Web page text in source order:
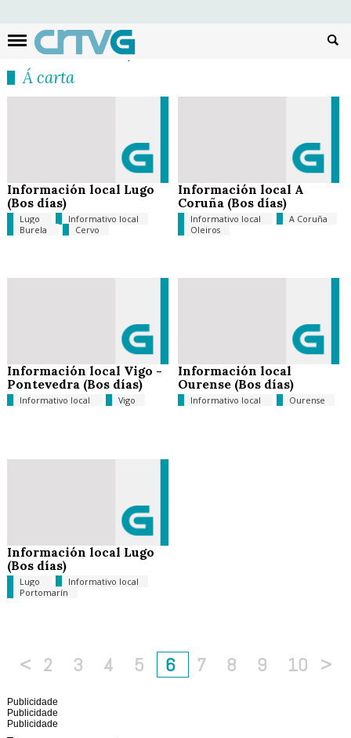
Á carta
Información local Lugo
(Bos días)
Lugo
Informativo local
Burela
Cervo
Información local A
Coruña (Bos días)
Informativo local
A Coruña
Oleiros
Información local Vigo -
Pontevedra (Bos días)
Informativo local Vigo
Información local
Ourense (Bos días)
Informativo local Ourense
Información local Lugo
(Bos días)
Lugo
Informativo local
Portomarín
< 2 3 4 5 6 7 8 9 10 >
Publicidade
Publicidade
Publicidade